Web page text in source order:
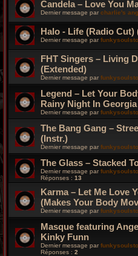
Candela – Love You
Dernier message par charlie's
Halo - Life (Radio
Dernier message par
FHT Singers – Living
(Extended)
Dernier message par
Legend ‎– Let Your
Rainy Night In Georgia
Dernier message par
The Bang Gang ‎–
(Instr.)
Dernier message par
The Glass – Stacked
Dernier message par
Réponses : 13
Karma – Let Me Love
(Makes Your Body
Dernier message par
Masque featuring
Kinky Funn
Dernier message par
Réponses : 2